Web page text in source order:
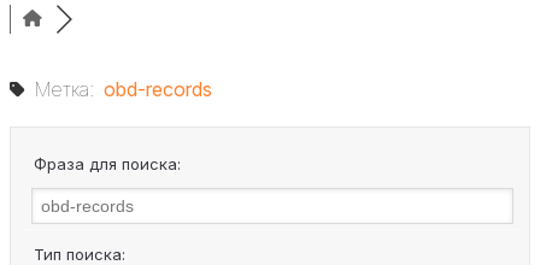
Метка: obd-records
Фраза для поиска:
Тип поиска: